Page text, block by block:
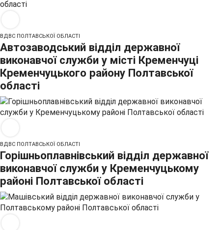
ВДВС ПОЛТАВСЬКОЇ ОБЛАСТІ
Автозаводський відділ державної
виконавчої служби у місті Кременчуці
Кременчуцького району Полтавської
області
ВДВС ПОЛТАВСЬКОЇ ОБЛАСТІ
Горішньоплавнівський відділ державної
виконавчої служби у Кременчуцькому
районі Полтавської області